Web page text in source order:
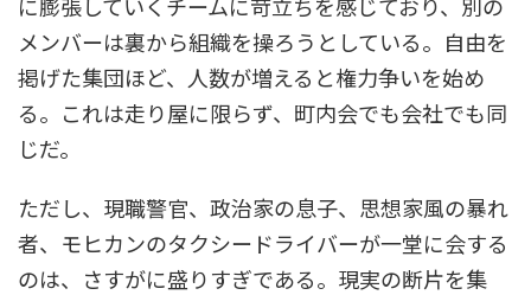
メンバーは裏から組織を操ろうとしている。自由を
掲げた集団ほど、人数が増えると権力争いを始め
る。これは走り屋に限らず、町内会でも会社でも同
じだ。
ただし、現職警官、政治家の息子、思想家風の暴れ
者、モヒカンのタクシードライバーが一堂に会する
のは、さすがに盛りすぎである。現実の断片を集